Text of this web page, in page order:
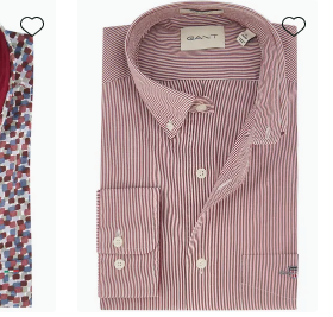
Toevoegen aan favorieten